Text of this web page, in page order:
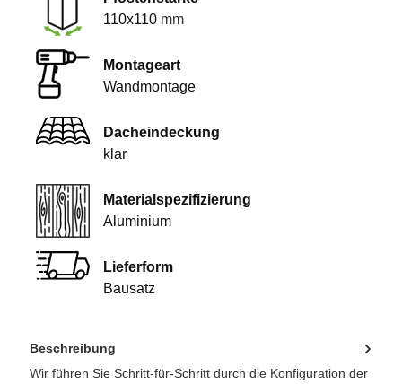
110x110 mm
Montageart
Wandmontage
Dacheindeckung
klar
Materialspezifizierung
Aluminium
Lieferform
Bausatz
Beschreibung
Wir führen Sie Schritt-für-Schritt durch die Konfiguration der